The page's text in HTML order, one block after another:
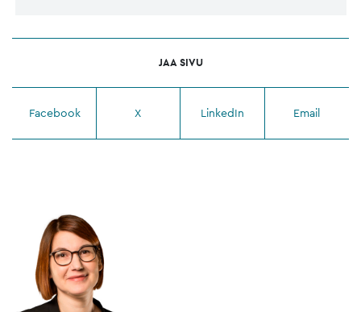
JAA SIVU
Facebook X LinkedIn Email